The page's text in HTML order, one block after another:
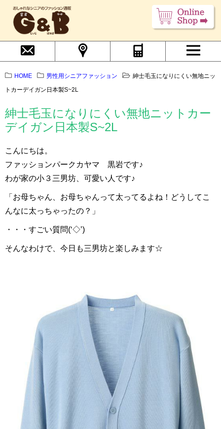
HOME 男性用シニアファッション
紳士毛玉になりにくい無地ニッ
トカーデイガン日本製S~2L
紳士毛玉になりにくい無地ニットカー
デイガン日本製S~2L
こんにちは。
ファッションパークカヤマ 黒岩です♪
わが家の小３三男坊、可愛い人です♪
「お母ちゃん、お母ちゃんって太ってるよね！どうしてこ
んなに太っちゃったの？」
・・・すごい質問(‘◇’)ゞ
そんなわけで、今日も三男坊と楽しみます☆